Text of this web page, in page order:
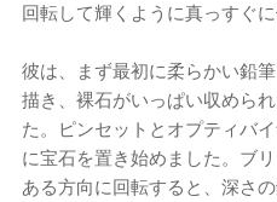
回転して輝くように真っすぐ
彼は、まず最初に柔らかい鉛
描き、裸石がいっぱい収めら
た。ピンセットとオプティバ
に宝石を置き始めました。ブ
ある方向に回転すると、深さ